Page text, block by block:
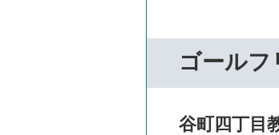
ゴールフ
谷町四丁目